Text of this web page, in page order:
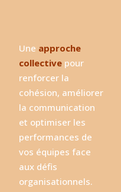
Une approche
collectivepour
renforcer la
cohésion, améliorer
la communication
et optimiser les
performances de
vos équipes face
aux défis
organisationnels.